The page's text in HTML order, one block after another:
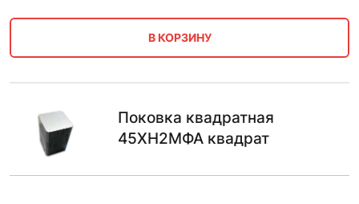
В КОРЗИНУ
Поковка квадратная
45ХН2МФА квадрат